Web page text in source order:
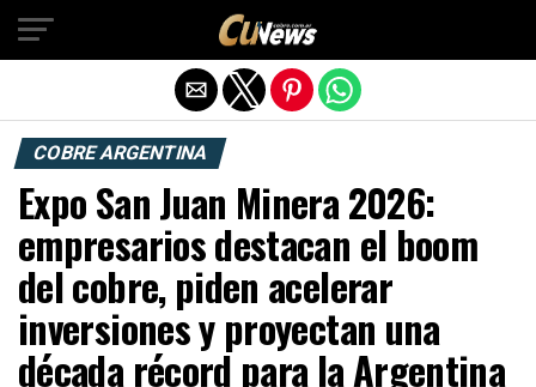
COBRE ARGENTINA
Expo San Juan Minera 2026:
empresarios destacan el boom
del cobre, piden acelerar
inversiones y proyectan una
década récord para la Argentina
Exit mobile version